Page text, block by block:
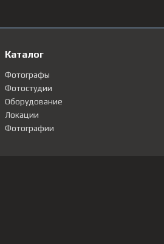
Каталог
Фотографы
Фотостудии
Оборудование
Локации
Фотографии